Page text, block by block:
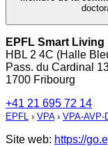
EPFL Smart Living
HBL 2 4C (Halle
Pass. du Cardinal
1700 Fribourg
+41 21 695 72 14
EPFL › VPA› VPA-AVP-
Site web: https://